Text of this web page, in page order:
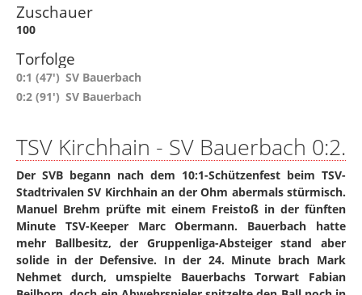
Zuschauer
100
Torfolge
0:1 (47') SV Bauerbach
0:2 (91') SV Bauerbach
TSV Kirchhain - SV Bauerbach 0:2.
Der SVB begann nach dem 10:1-Schützenfest beim TSV-
Stadtrivalen SV Kirchhain an der Ohm abermals stürmisch.
Manuel Brehm prüfte mit einem Freistoß in der fünften
Minute TSV-Keeper Marc Obermann. Bauerbach hatte
mehr Ballbesitz, der Gruppenliga-Absteiger stand aber
solide in der Defensive. In der 24. Minute brach Mark
Nehmet durch, umspielte Bauerbachs Torwart Fabian